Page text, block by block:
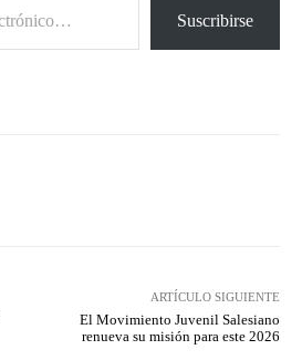
Suscribirse
ARTÍCULO SIGUIENTE
El Movimiento Juvenil Salesiano
renueva su misión para este 2026